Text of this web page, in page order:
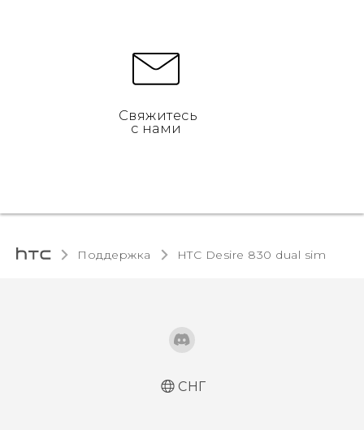
Свяжитесь
с нами
Поддержка HTC Desire 830 dual sim‎
СНГ